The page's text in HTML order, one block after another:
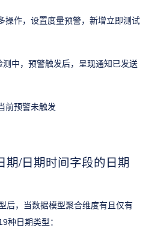
操作，设置度量预警，新增立即测试
测中，预警触发后，呈现通知已发送
前预警未触发
期/日期时间字段的日期
后，当数据模型聚合维度有且仅有
种日期类型：